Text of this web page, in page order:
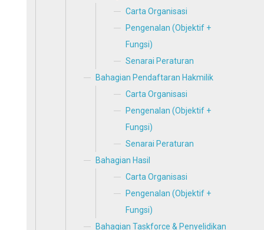
Carta Organisasi
Pengenalan (Objektif +
Fungsi)
Senarai Peraturan
Bahagian Pendaftaran Hakmilik
Carta Organisasi
Pengenalan (Objektif +
Fungsi)
Senarai Peraturan
Bahagian Hasil
Carta Organisasi
Pengenalan (Objektif +
Fungsi)
Bahagian Taskforce & Penyelidikan